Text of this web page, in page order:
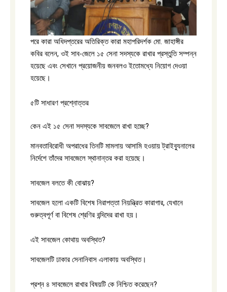
পরে কারা অধিদপ্তরের অতিরিক্ত কারা মহাপরিদর্শক মো. জাহাঙ্গীর
কবির বলেন, ওই সাব-জেলে ১৫ সেনা সদস্যকে রাখার প্রস্তুতি সম্পন্ন
হয়েছে এবং সেখানে প্রয়োজনীয় জনবলও ইতোমধ্যে নিয়োগ দেওয়া
হয়েছে।
৫টি সাধারণ প্রশ্নোত্তর
কেন এই ১৫ সেনা সদস্যকে সাবজেলে রাখা হচ্ছে?
মানবতাবিরোধী অপরাধের তিনটি মামলায় আসামি হওয়ায় ট্রাইব্যুনালের
নির্দেশে তাঁদের সাবজেলে স্থানান্তর করা হয়েছে।
সাবজেল বলতে কী বোঝায়?
সাবজেল হলো একটি বিশেষ নিরাপত্তা নিয়ন্ত্রিত কারাগার, যেখানে
গুরুত্বপূর্ণ বা বিশেষ শ্রেণির বন্দিদের রাখা হয়।
এই সাবজেল কোথায় অবস্থিত?
সাবজেলটি ঢাকার সেনানিবাস এলাকায় অবস্থিত।
প্রশ্ন ৪ সাবজেলে রাখার বিষয়টি কে নিশ্চিত করেছেন?